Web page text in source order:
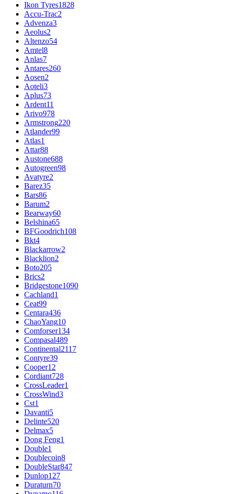
Ikon Tyres1828
Accu-Trac2
Advenza3
Aeolus2
Altenzo54
Amtel8
Anlas7
Antares260
Aosen2
Aoteli3
Aplus73
Ardent11
Arivo978
Armstrong220
Atlander99
Atlas1
Attar88
Austone688
Autogreen98
Avatyre2
Barez35
Bars86
Barum2
Bearway60
Belshina65
BFGoodrich108
Bkt4
Blackarrow2
Blacklion2
Boto205
Brics2
Bridgestone1090
Cachland1
Ceat99
Centara436
ChaoYang10
Comforser134
Compasal489
Continental2117
Contyre39
Cooper12
Cordiant728
CrossLeader1
CrossWind3
Cst1
Davanti5
Delinte520
Delmax5
Dong Feng1
Double1
Doublecoin8
DoubleStar847
Dunlop127
Duraturn70